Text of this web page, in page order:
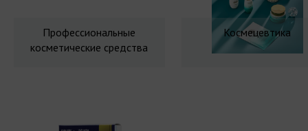
Профессиональные
косметические средства
Космецевтика